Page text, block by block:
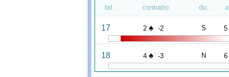
bd. contratto dic.
17 2 ♠ -2 S 5
18 4 ♠ -3 N 6